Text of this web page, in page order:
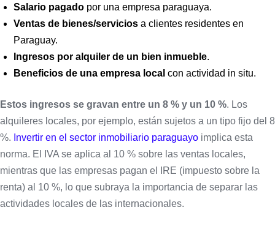
Salario pagadopor una empresa paraguaya.
Ventas de bienes/serviciosa clientes residentes en
Paraguay.
Ingresos por alquiler de un bien inmueble.
Beneficios de una empresa local con actividad in situ.
Estos ingresos se gravan entre un 8 % y un 10 %. Los
alquileres locales, por ejemplo, están sujetos a un tipo fijo del 8
%. Invertir en el sector inmobiliario paraguayo implica esta
norma. El IVA se aplica al 10 % sobre las ventas locales,
mientras que las empresas pagan el IRE (impuesto sobre la
renta) al 10 %, lo que subraya la importancia de separar las
actividades locales de las internacionales.